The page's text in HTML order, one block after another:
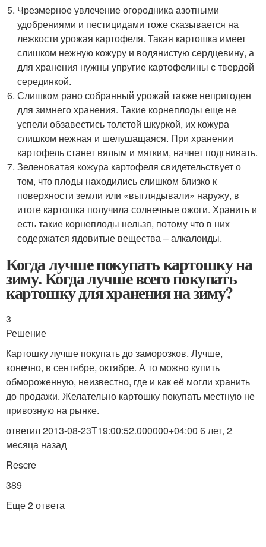
Чрезмерное увлечение огородника азотными
удобрениями и пестицидами тоже сказывается на
лежкости урожая картофеля. Такая картошка имеет
слишком нежную кожуру и водянистую сердцевину, а
для хранения нужны упругие картофелины с твердой
серединкой.
Слишком рано собранный урожай также непригоден
для зимнего хранения. Такие корнеплоды еще не
успели обзавестись толстой шкуркой, их кожура
слишком нежная и шелушащаяся. При хранении
картофель станет вялым и мягким, начнет подгнивать.
Зеленоватая кожура картофеля свидетельствует о
том, что плоды находились слишком близко к
поверхности земли или «выглядывали» наружу, в
итоге картошка получила солнечные ожоги. Хранить и
есть такие корнеплоды нельзя, потому что в них
содержатся ядовитые вещества – алкалоиды.
Когда лучше покупать картошку на
зиму. Когда лучше всего покупать
картошку для хранения на зиму?
3
Решение
Картошку лучше покупать до заморозков. Лучше,
конечно, в сентябре, октябре. А то можно купить
обмороженную, неизвестно, где и как её могли хранить
до продажи. Желательно картошку покупать местную не
привозную на рынке.
ответил 2013-08-23T19:00:52.000000+04:00 6 лет, 2
месяца назад
Rescre
389
Еще 2 ответа